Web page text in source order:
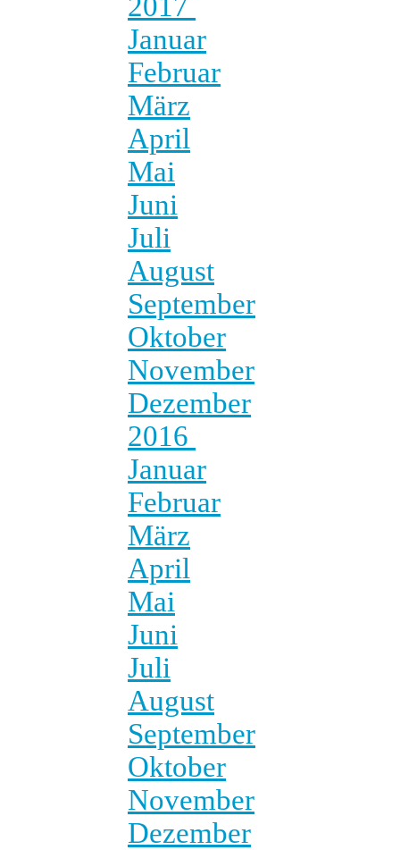
Januar
Februar
März
April
Mai
Juni
Juli
August
September
Oktober
November
Dezember
2016
Januar
Februar
März
April
Mai
Juni
Juli
August
September
Oktober
November
Dezember